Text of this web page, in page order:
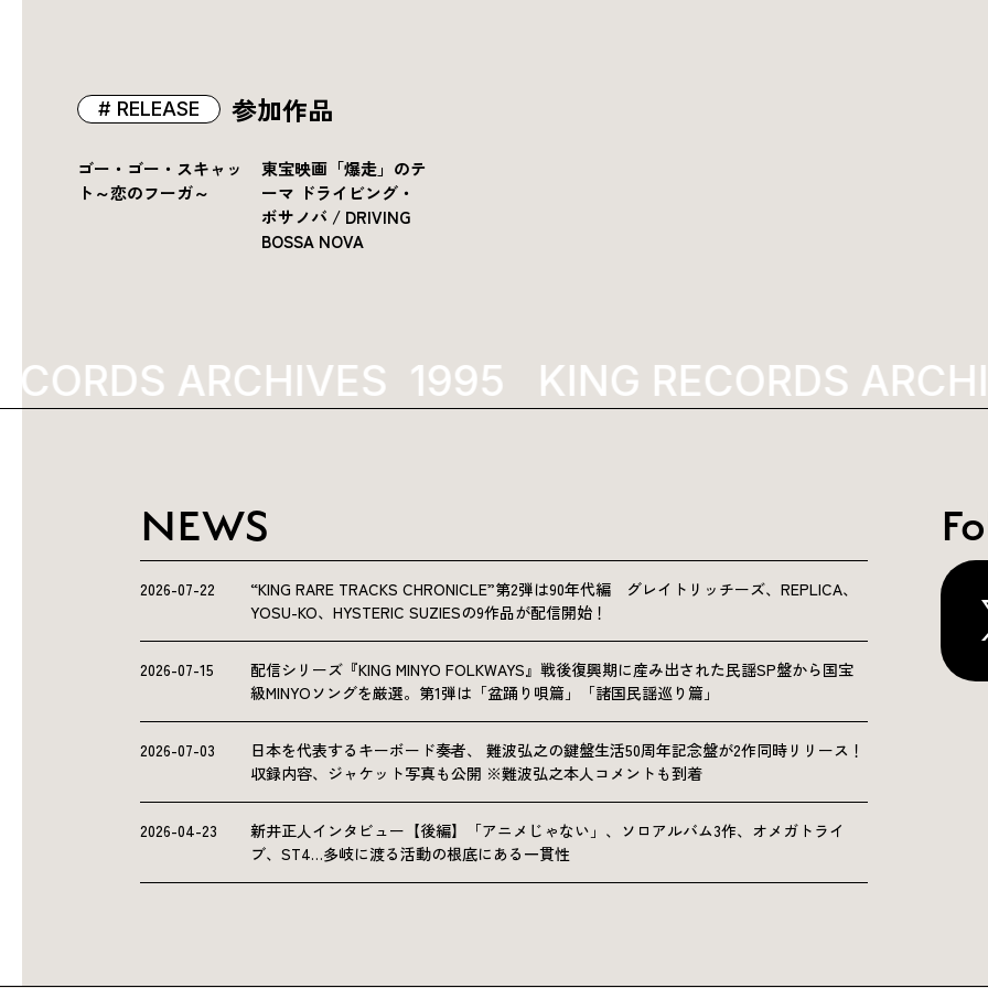
参加作品
RELEASE
ゴー・ゴー・スキャッ
ト～恋のフーガ～
東宝映画「爆走」のテ
ーマ ドライビング・
ボサノバ / DRIVING
BOSSA NOVA
ARCHIVES KING RECORDS
NEWS
2026-07-22
“KING RARE TRACKS CHRONICLE”第2弾は90年代編 グレイトリッチーズ、REPLICA、
YOSU-KO、HYSTERIC SUZIESの9作品が配信開始！
2026-07-15
配信シリーズ『KING MINYO FOLKWAYS』戦後復興期に産み出された民謡SP盤から国宝
級MINYOソングを厳選。第1弾は「盆踊り唄篇」「諸国民謡巡り篇」
2026-07-03
日本を代表するキーボード奏者、 難波弘之の鍵盤生活50周年記念盤が2作同時リリース！
収録内容、ジャケット写真も公開 ※難波弘之本人コメントも到着
2026-04-23
新井正人インタビュー【後編】「アニメじゃない」、ソロアルバム3作、オメガトライ
ブ、ST4…多岐に渡る活動の根底にある一貫性